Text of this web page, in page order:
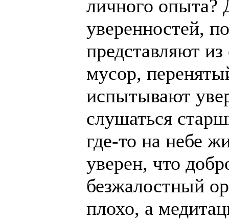
личного опыта?
уверенностей,
представляют
мусор,
испытывают
слушаться
где-то на небе
уверен, что
безжалостный
плохо, а